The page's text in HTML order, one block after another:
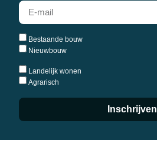
Bestaande bouw
Nieuwbouw
Landelijk wonen
Agrarisch
Inschrijven